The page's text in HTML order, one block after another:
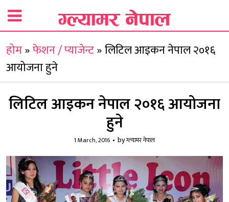
होम»फेशन / प्याजेन्ट»लिटिल आइकन नेपाल २०१६
आयोजना हुने
लिटिल आइकन नेपाल २०१६ आयोजना
हुने
1 March, 2016 byग्ल्यामर नेपाल